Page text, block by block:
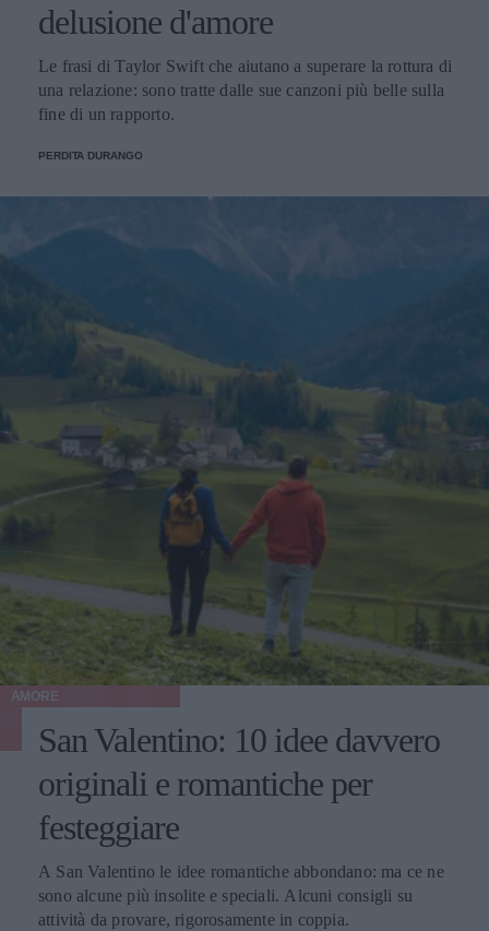
delusione d'amore
Le frasi di Taylor Swift che aiutano a superare la rottura di
una relazione: sono tratte dalle sue canzoni più belle sulla
fine di un rapporto.
PERDITA DURANGO
AMORE
San Valentino: 10 idee davvero
originali e romantiche per
festeggiare
A San Valentino le idee romantiche abbondano: ma ce ne
sono alcune più insolite e speciali. Alcuni consigli su
attività da provare, rigorosamente in coppia.